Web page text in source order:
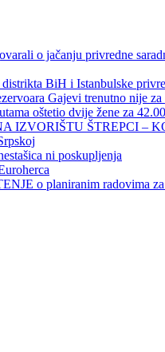
o jačanju privredne
BiH i Istanbulske
Gajevi trenutno nije za
oštetio dvije žene za
IZVORIŠTU ŠTREPCI –
ni poskupljenja
o planiranim radovima za